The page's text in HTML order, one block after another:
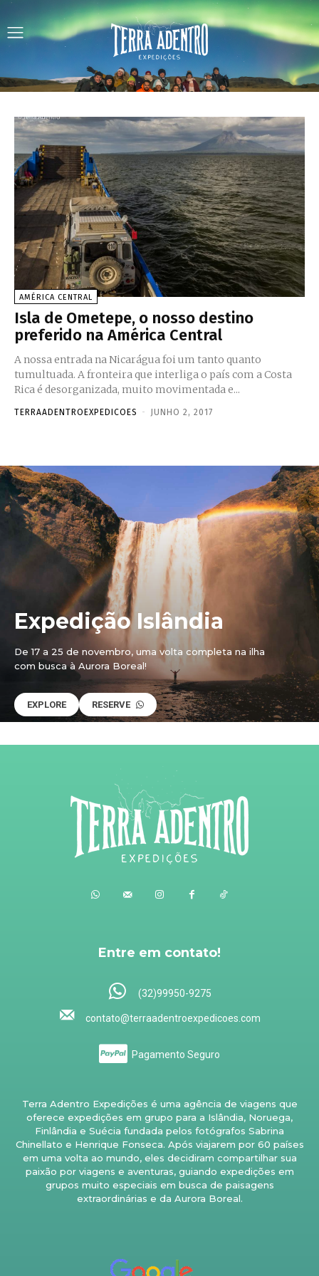
AMÉRICA CENTRAL
Isla de Ometepe, o nosso destino
preferido na América Central
A nossa entrada na Nicarágua foi um tanto quanto
tumultuada. A fronteira que interliga o país com a Costa
Rica é desorganizada, muito movimentada e...
TERRAADENTROEXPEDICOES - JUNHO 2, 2017
Expedição Islândia
De 17 a 25 de novembro, uma volta completa na ilha
com busca à Aurora Boreal!
EXPLORE RESERVE
Entre em contato!
(32)99950-9275
contato@terraadentroexpedicoes.com
Pagamento Seguro
Terra Adentro Expedições é uma agência de viagens que
oferece expedições em grupo para a Islândia, Noruega,
Finlândia e Suécia fundada pelos fotógrafos Sabrina
Chinellato e Henrique Fonseca. Após viajarem por 60 países
em uma volta ao mundo, eles decidiram compartilhar sua
paixão por viagens e aventuras, guiando expedições em
grupos muito especiais em busca de paisagens
extraordinárias e da Aurora Boreal.